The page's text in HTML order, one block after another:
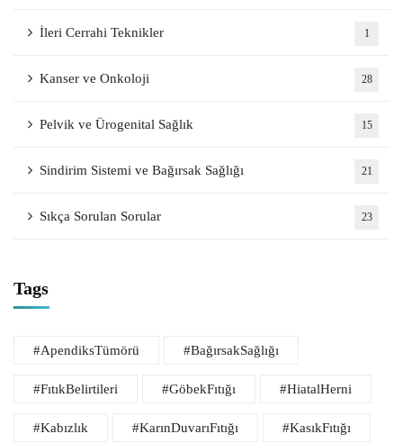
İleri Cerrahi Teknikler 1
Kanser ve Onkoloji 28
Pelvik ve Ürogenital Sağlık 15
Sindirim Sistemi ve Bağırsak Sağlığı 21
Sıkça Sorulan Sorular 23
Tags
#ApendiksTümörü #BağırsakSağlığı
#FıtıkBelirtileri #GöbekFıtığı #HiatalHerni
#Kabızlık #KarınDuvarıFıtığı #KasıkFıtığı